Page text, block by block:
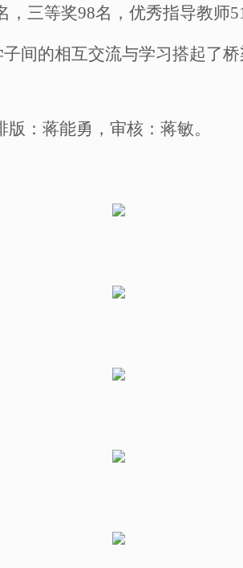
，三等奖98名，优秀指导教师
间的相互交流与学习搭起了
版：蒋能勇， 审核：蒋敏。